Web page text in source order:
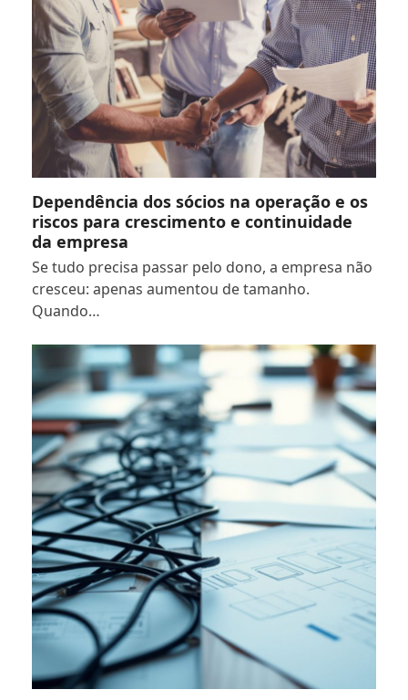
Dependência dos sócios na operação e os
riscos para crescimento e continuidade
da empresa
Se tudo precisa passar pelo dono, a empresa não
cresceu: apenas aumentou de tamanho.
Quando…